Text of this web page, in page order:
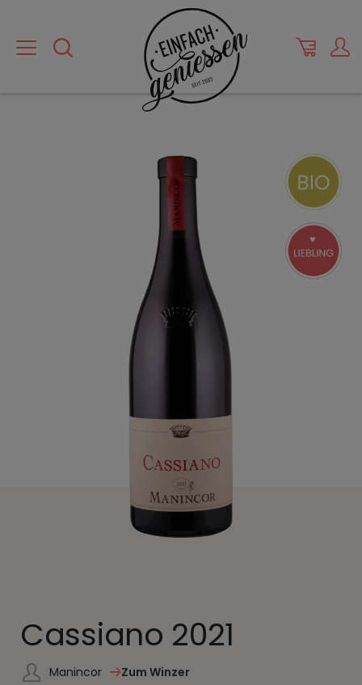
Cassiano 2021
Manincor
Zum Winzer